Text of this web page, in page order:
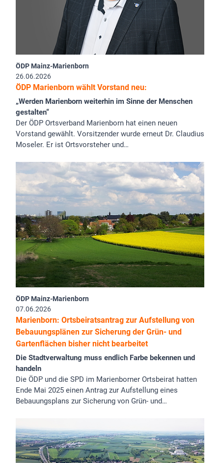
ÖDP Mainz-Marienborn
26.06.2026
ÖDP Marienborn wählt Vorstand neu:
„Werden Marienborn weiterhin im Sinne der Menschen
gestalten“
Der ÖDP Ortsverband Marienborn hat einen neuen
Vorstand gewählt. Vorsitzender wurde erneut Dr. Claudius
Moseler. Er ist Ortsvorsteher und…
ÖDP Mainz-Marienborn
07.06.2026
Marienborn: Ortsbeiratsantrag zur Aufstellung von
Bebauungsplänen zur Sicherung der Grün- und
Gartenflächen bisher nicht bearbeitet
Die Stadtverwaltung muss endlich Farbe bekennen und
handeln
Die ÖDP und die SPD im Marienborner Ortsbeirat hatten
Ende Mai 2025 einen Antrag zur Aufstellung eines
Bebauungsplans zur Sicherung von Grün- und…